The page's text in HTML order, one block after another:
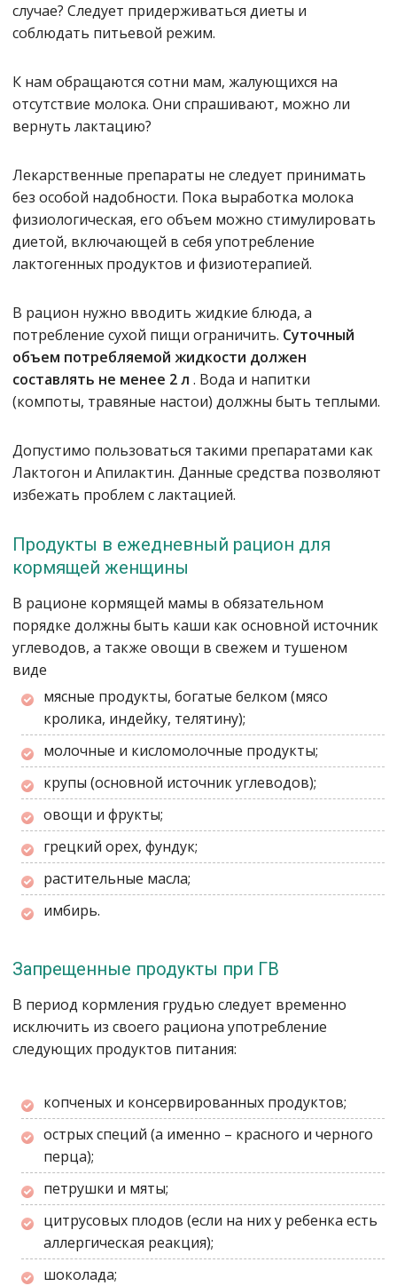
случае? Следует придерживаться диеты и
соблюдать питьевой режим.
К нам обращаются сотни мам, жалующихся на
отсутствие молока. Они спрашивают, можно ли
вернуть лактацию?
Лекарственные препараты не следует принимать
без особой надобности. Пока выработка молока
физиологическая, его объем можно стимулировать
диетой, включающей в себя употребление
лактогенных продуктов и физиотерапией.
В рацион нужно вводить жидкие блюда, а
потребление сухой пищи ограничить. Суточный
объем потребляемой жидкости должен
составлять не менее 2 л . Вода и напитки
(компоты, травяные настои) должны быть теплыми.
Допустимо пользоваться такими препаратами как
Лактогон и Апилактин. Данные средства позволяют
избежать проблем с лактацией.
Продукты в ежедневный рацион для
кормящей женщины
В рационе кормящей мамы в обязательном
порядке должны быть каши как основной источник
углеводов, а также овощи в свежем и тушеном
виде
мясные продукты, богатые белком (мясо
кролика, индейку, телятину);
молочные и кисломолочные продукты;
крупы (основной источник углеводов);
овощи и фрукты;
грецкий орех, фундук;
растительные масла;
имбирь.
Запрещенные продукты при ГВ
В период кормления грудью следует временно
исключить из своего рациона употребление
следующих продуктов питания:
копченых и консервированных продуктов;
острых специй (а именно – красного и черного
перца);
петрушки и мяты;
цитрусовых плодов (если на них у ребенка есть
аллергическая реакция);
шоколада;